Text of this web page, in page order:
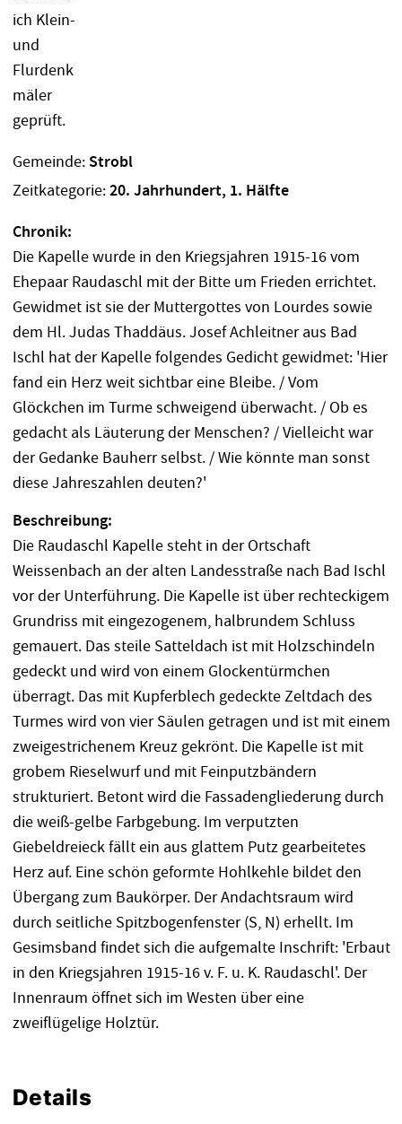
Gemeinde: Strobl
Zeitkategorie:20. Jahrhundert, 1. Hälfte
Chronik:
Die Kapelle wurde in den Kriegsjahren 1915-16 vom
Ehepaar Raudaschl mit der Bitte um Frieden errichtet.
Gewidmet ist sie der Muttergottes von Lourdes sowie
dem Hl. Judas Thaddäus. Josef Achleitner aus Bad
Ischl hat der Kapelle folgendes Gedicht gewidmet: 'Hier
fand ein Herz weit sichtbar eine Bleibe. / Vom
Glöckchen im Turme schweigend überwacht. / Ob es
gedacht als Läuterung der Menschen? / Vielleicht war
der Gedanke Bauherr selbst. / Wie könnte man sonst
diese Jahreszahlen deuten?'
Beschreibung:
Die Raudaschl Kapelle steht in der Ortschaft
Weissenbach an der alten Landesstraße nach Bad Ischl
vor der Unterführung. Die Kapelle ist über rechteckigem
Grundriss mit eingezogenem, halbrundem Schluss
gemauert. Das steile Satteldach ist mit Holzschindeln
gedeckt und wird von einem Glockentürmchen
überragt. Das mit Kupferblech gedeckte Zeltdach des
Turmes wird von vier Säulen getragen und ist mit einem
zweigestrichenem Kreuz gekrönt. Die Kapelle ist mit
grobem Rieselwurf und mit Feinputzbändern
strukturiert. Betont wird die Fassadengliederung durch
die weiß-gelbe Farbgebung. Im verputzten
Giebeldreieck fällt ein aus glattem Putz gearbeitetes
Herz auf. Eine schön geformte Hohlkehle bildet den
Übergang zum Baukörper. Der Andachtsraum wird
durch seitliche Spitzbogenfenster (S, N) erhellt. Im
Gesimsband findet sich die aufgemalte Inschrift: 'Erbaut
in den Kriegsjahren 1915-16 v. F. u. K. Raudaschl'. Der
Innenraum öffnet sich im Westen über eine
zweiflügelige Holztür.
Details